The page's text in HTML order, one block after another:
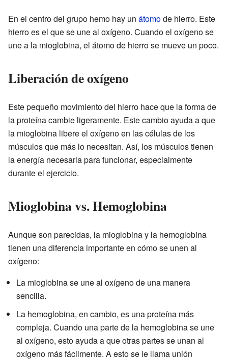
En el centro del grupo hemo hay un átomode hierro. Este
hierro es el que se une al oxígeno. Cuando el oxígeno se
une a la mioglobina, el átomo de hierro se mueve un poco.
Liberación de oxígeno
Este pequeño movimiento del hierro hace que la forma de
la proteína cambie ligeramente. Este cambio ayuda a que
la mioglobina libere el oxígeno en las células de los
músculos que más lo necesitan. Así, los músculos tienen
la energía necesaria para funcionar, especialmente
durante el ejercicio.
Mioglobina vs. Hemoglobina
Aunque son parecidas, la mioglobina y la hemoglobina
tienen una diferencia importante en cómo se unen al
oxígeno:
La mioglobina se une al oxígeno de una manera
sencilla.
La hemoglobina, en cambio, es una proteína más
compleja. Cuando una parte de la hemoglobina se une
al oxígeno, esto ayuda a que otras partes se unan al
oxígeno más fácilmente. A esto se le llama unión